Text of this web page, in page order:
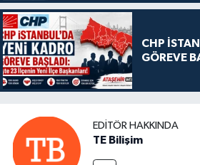
CHP
GÖREVE
EDITÖR HAKKINDA
TE Bilişim